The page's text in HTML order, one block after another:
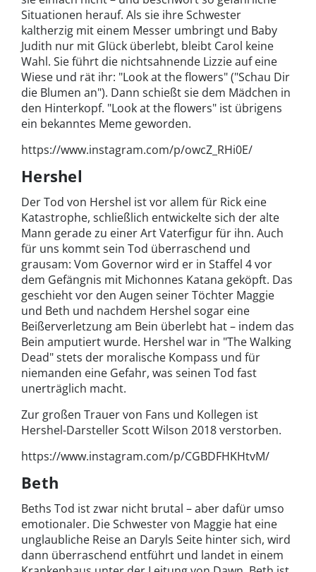
Situationen herauf. Als sie ihre Schwester
kaltherzig mit einem Messer umbringt und Baby
Judith nur mit Glück überlebt, bleibt Carol keine
Wahl. Sie führt die nichtsahnende Lizzie auf eine
Wiese und rät ihr: "Look at the flowers" ("Schau Dir
die Blumen an"). Dann schießt sie dem Mädchen in
den Hinterkopf. "Look at the flowers" ist übrigens
ein bekanntes Meme geworden.
https://www.instagram.com/p/owcZ_RHi0E/
Hershel
Der Tod von Hershel ist vor allem für Rick eine
Katastrophe, schließlich entwickelte sich der alte
Mann gerade zu einer Art Vaterfigur für ihn. Auch
für uns kommt sein Tod überraschend und
grausam: Vom Governor wird er in Staffel 4 vor
dem Gefängnis mit Michonnes Katana geköpft. Das
geschieht vor den Augen seiner Töchter Maggie
und Beth und nachdem Hershel sogar eine
Beißerverletzung am Bein überlebt hat – indem das
Bein amputiert wurde. Hershel war in "The Walking
Dead" stets der moralische Kompass und für
niemanden eine Gefahr, was seinen Tod fast
unerträglich macht.
Zur großen Trauer von Fans und Kollegen ist
Hershel-Darsteller Scott Wilson 2018 verstorben.
https://www.instagram.com/p/CGBDFHKHtvM/
Beth
Beths Tod ist zwar nicht brutal – aber dafür umso
emotionaler. Die Schwester von Maggie hat eine
unglaubliche Reise an Daryls Seite hinter sich, wird
dann überraschend entführt und landet in einem